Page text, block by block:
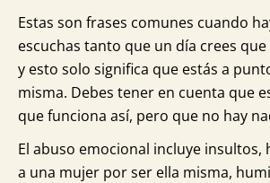
Estas son frases comunes cuando
escuchas tanto que un día crees
y esto solo significa que estás a
misma. Debes tener en cuenta que
que funciona así, pero que no hay
El abuso emocional incluye insultos,
a una mujer por ser ella misma,